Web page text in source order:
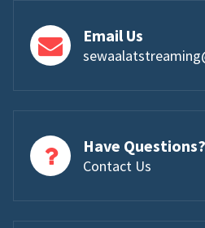
Email Us
Have Questions?
Contact Us